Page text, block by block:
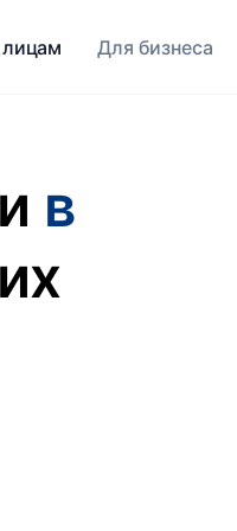
Для бизнеса
в